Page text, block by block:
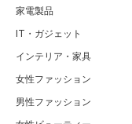
家電製品
IT・ガジェット
インテリア・家具
女性ファッション
男性ファッション